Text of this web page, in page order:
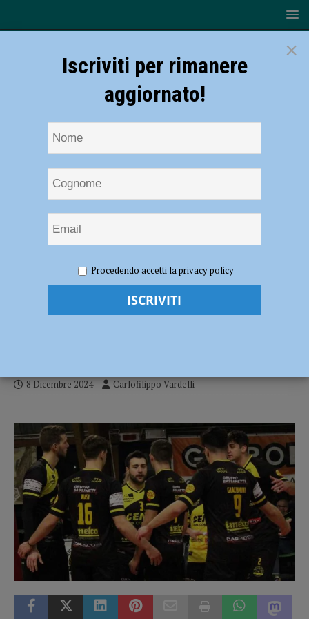
si rialza: a Monticelli fa festa il Volley Veneto Benacus (1-3)
Volley, Serie B – La Canottieri Ongina non
8 Dicembre 2024 Carlofilippo Vardelli
×
Iscriviti per rimanere
aggiornato!
Procedendo accetti la privacy policy